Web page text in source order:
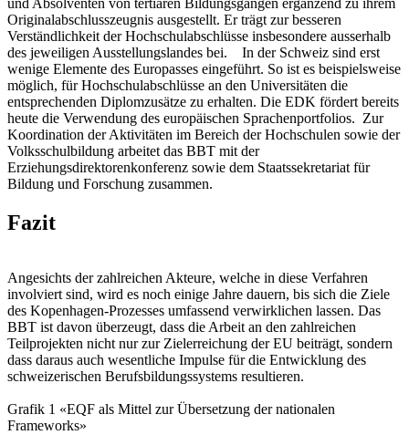
und Absolventen von tertiären Bildungsgängen ergänzend zu ihrem
Originalabschlusszeugnis ausgestellt. Er trägt zur besseren
Verständlichkeit der Hochschulabschlüsse insbesondere ausserhalb
des jeweiligen Ausstellungslandes bei. In der Schweiz sind erst
wenige Elemente des Europasses eingeführt. So ist es beispielsweise
möglich, für Hochschulabschlüsse an den Universitäten die
entsprechenden Diplomzusätze zu erhalten. Die EDK fördert bereits
heute die Verwendung des europäischen Sprachenportfolios. Zur
Koordination der Aktivitäten im Bereich der Hochschulen sowie der
Volksschulbildung arbeitet das BBT mit der
Erziehungsdirektorenkonferenz sowie dem Staatssekretariat für
Bildung und Forschung zusammen.
Fazit
Angesichts der zahlreichen Akteure, welche in diese Verfahren
involviert sind, wird es noch einige Jahre dauern, bis sich die Ziele
des Kopenhagen-Prozesses umfassend verwirklichen lassen. Das
BBT ist davon überzeugt, dass die Arbeit an den zahlreichen
Teilprojekten nicht nur zur Zielerreichung der EU beiträgt, sondern
dass daraus auch wesentliche Impulse für die Entwicklung des
schweizerischen Berufsbildungssystems resultieren.
Grafik 1 «EQF als Mittel zur Übersetzung der nationalen
Frameworks»